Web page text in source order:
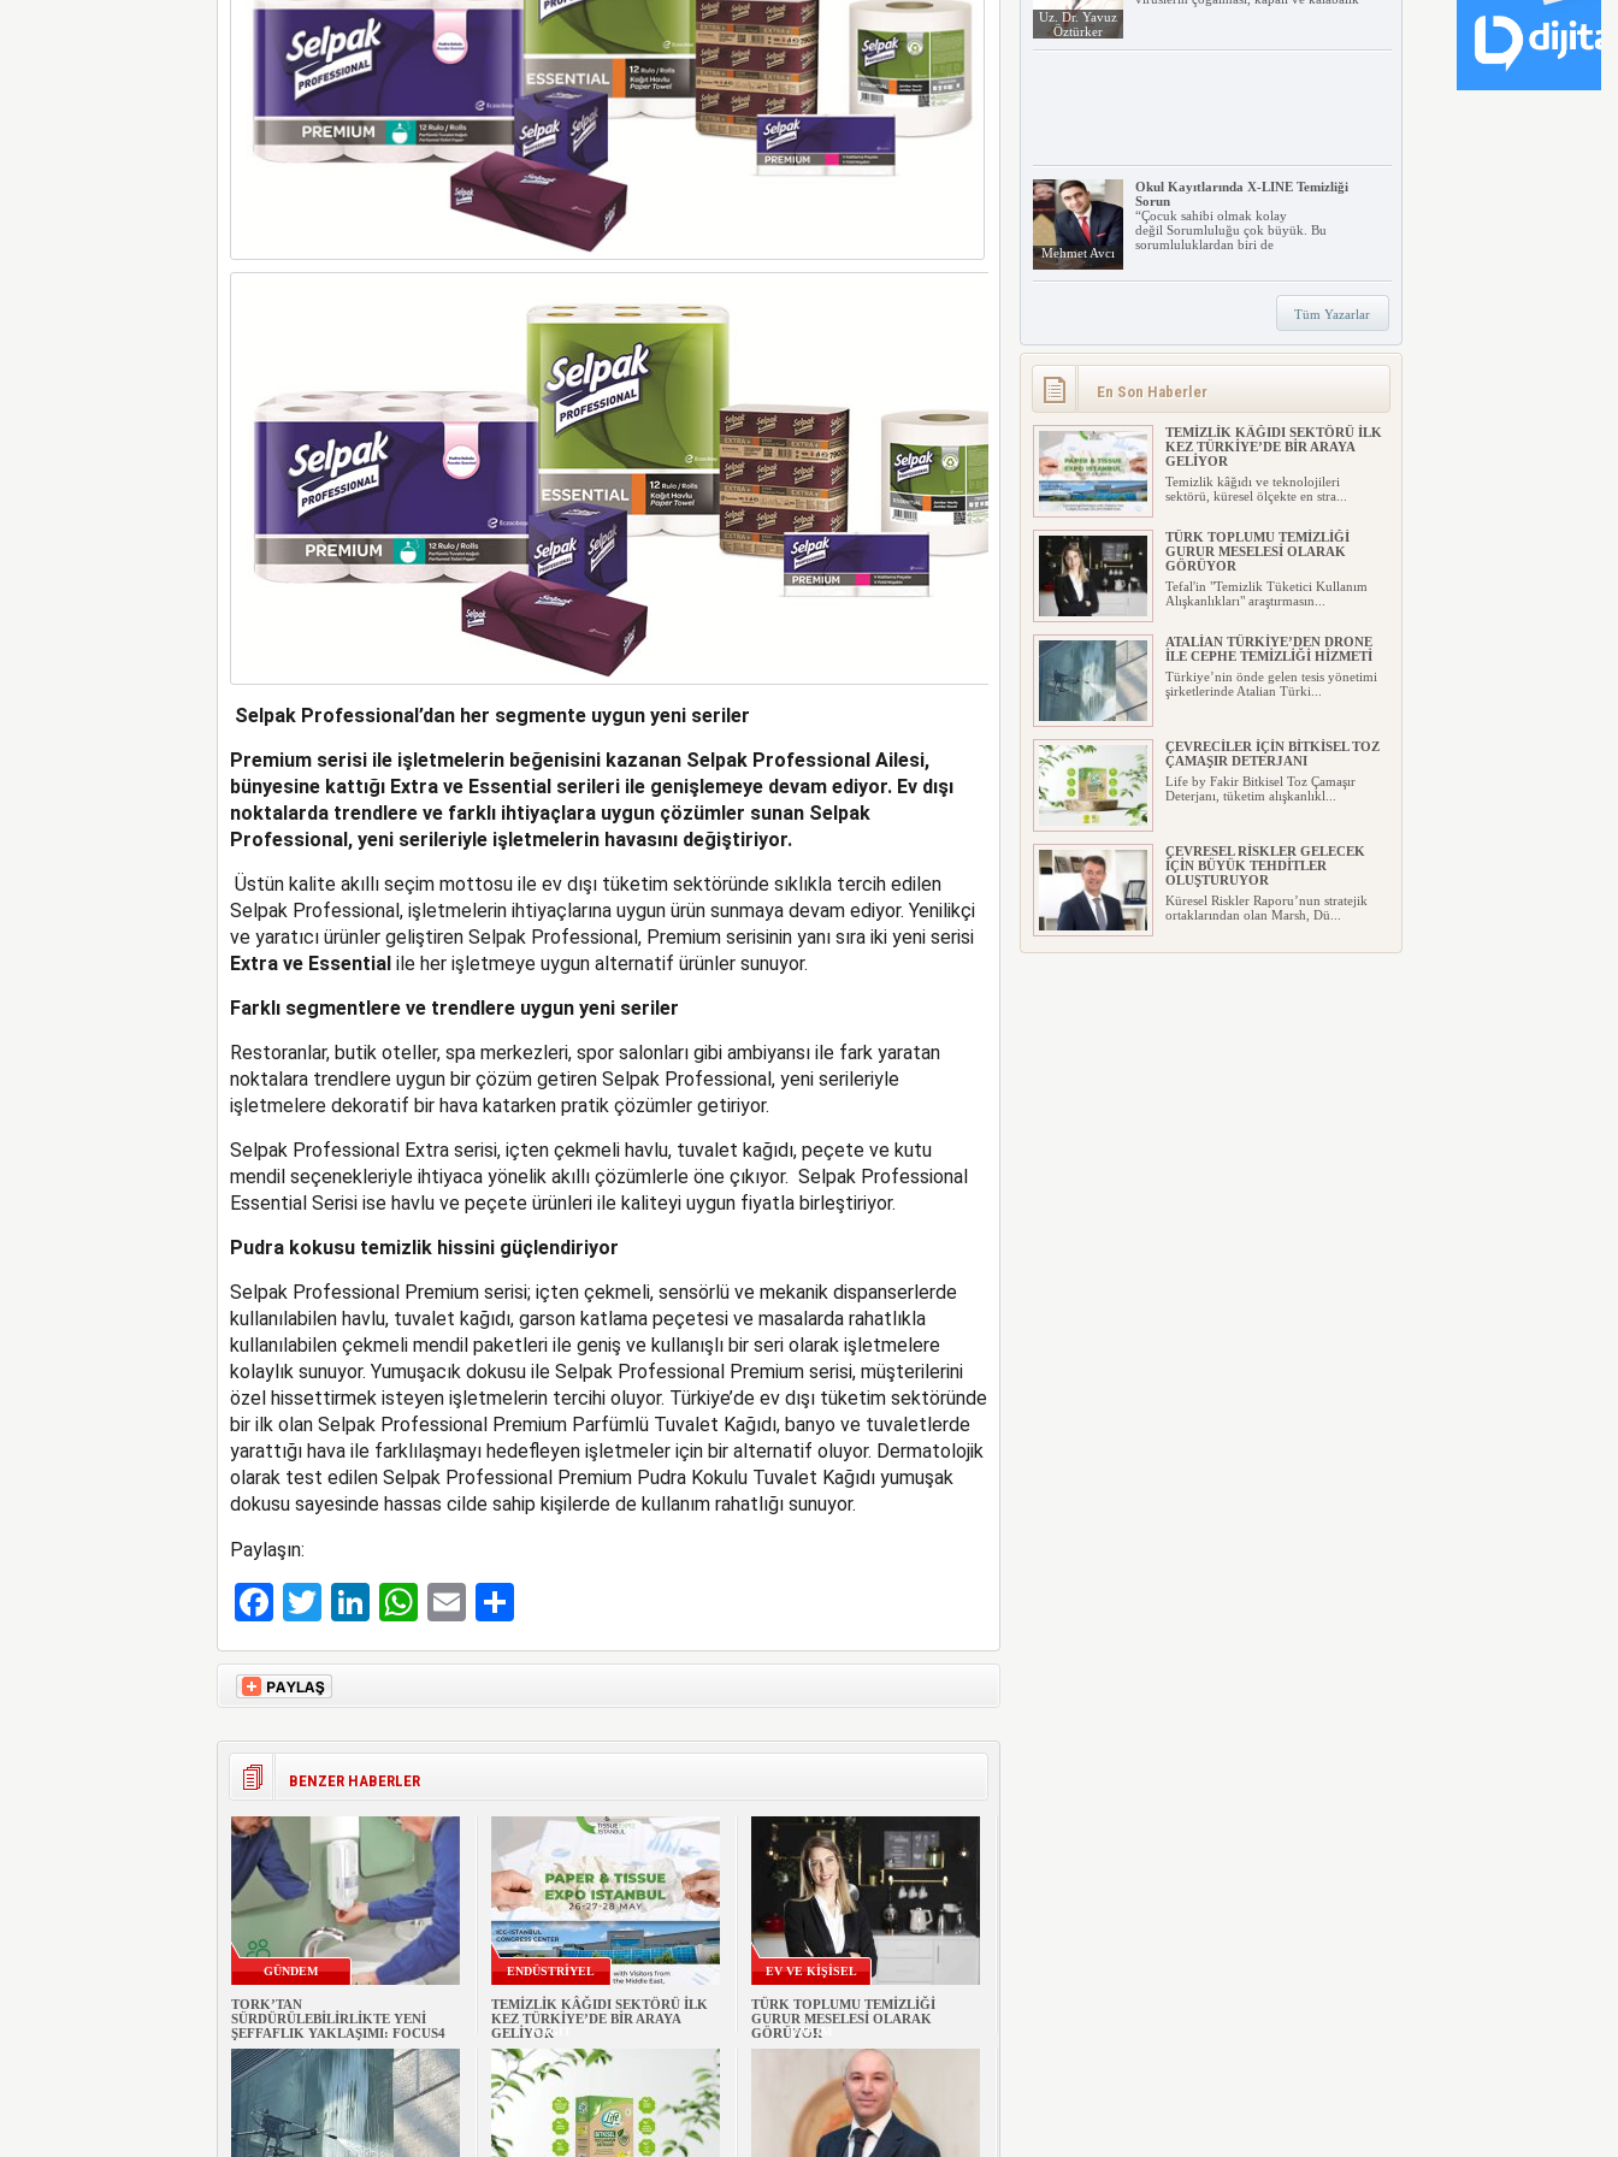
Selpak Professional’dan her segmente uygun yeni seriler
Premium serisi ile işletmelerin beğenisini kazanan Selpak Professional Ailesi,
bünyesine kattığı Extra ve Essential serileri ile genişlemeye devam ediyor. Ev dışı
noktalarda trendlere ve farklı ihtiyaçlara uygun çözümler sunan Selpak
Professional, yeni serileriyle işletmelerin havasını değiştiriyor.
Üstün kalite akıllı seçim mottosu ile ev dışı tüketim sektöründe sıklıkla tercih edilen
Selpak Professional, işletmelerin ihtiyaçlarına uygun ürün sunmaya devam ediyor. Yenilikçi
ve yaratıcı ürünler geliştiren Selpak Professional, Premium serisinin yanı sıra iki yeni serisi
Extra ve Essentialile her işletmeye uygun alternatif ürünler sunuyor.
Farklı segmentlere ve trendlere uygun yeni seriler
Restoranlar, butik oteller, spa merkezleri, spor salonları gibi ambiyansı ile fark yaratan
noktalara trendlere uygun bir çözüm getiren Selpak Professional, yeni serileriyle
işletmelere dekoratif bir hava katarken pratik çözümler getiriyor.
Selpak Professional Extra serisi, içten çekmeli havlu, tuvalet kağıdı, peçete ve kutu
mendil seçenekleriyle ihtiyaca yönelik akıllı çözümlerle öne çıkıyor. Selpak Professional
Essential Serisi ise havlu ve peçete ürünleri ile kaliteyi uygun fiyatla birleştiriyor.
Pudra kokusu temizlik hissini güçlendiriyor
Selpak Professional Premium serisi; içten çekmeli, sensörlü ve mekanik dispanserlerde
kullanılabilen havlu, tuvalet kağıdı, garson katlama peçetesi ve masalarda rahatlıkla
kullanılabilen çekmeli mendil paketleri ile geniş ve kullanışlı bir seri olarak işletmelere
kolaylık sunuyor. Yumuşacık dokusu ile Selpak Professional Premium serisi, müşterilerini
özel hissettirmek isteyen işletmelerin tercihi oluyor. Türkiye’de ev dışı tüketim sektöründe
bir ilk olan Selpak Professional Premium Parfümlü Tuvalet Kağıdı, banyo ve tuvaletlerde
yarattığı hava ile farklılaşmayı hedefleyen işletmeler için bir alternatif oluyor. Dermatolojik
olarak test edilen Selpak Professional Premium Pudra Kokulu Tuvalet Kağıdı yumuşak
dokusu sayesinde hassas cilde sahip kişilerde de kullanım rahatlığı sunuyor.
Paylaşın:
Facebook
Twitter
LinkedIn
WhatsApp
EmailShare
BENZER HABERLER
GÜNDEM
TORK’TAN
SÜRDÜRÜLEBİLİRLİKTE YENİ
ŞEFFAFLIK YAKLAŞIMI: FOCUS4
ENDÜSTRİYEL
KAĞIT
TEMİZLİK KÂĞIDI SEKTÖRÜ İLK
KEZ TÜRKİYE’DE BİR ARAYA
GELİYOR
EV VE KİŞİSEL
BAKIM
TÜRK TOPLUMU TEMİZLİĞİ
GURUR MESELESİ OLARAK
GÖRÜYOR
Uz. Dr. Yavuz
Öztürker
Mehmet Avcı
Okul Kayıtlarında X-LINE Temizliği
Sorun
“Çocuk sahibi olmak kolay
değil Sorumluluğu çok büyük. Bu
sorumluluklardan biri de
Tüm Yazarlar
En Son Haberler
SÜRDÜRÜLEBİLİRLİKTE YENİ
ŞEFFAFLIK YAKLAŞIMI: FOCUS4
hedeflerine ulaşmalarını kol...
TEMİZLİK KÂĞIDI SEKTÖRÜ İLK
KEZ TÜRKİYE’DE BİR ARAYA
GELİYOR
Temizlik kâğıdı ve teknolojileri
sektörü, küresel ölçekte en stra...
TÜRK TOPLUMU TEMİZLİĞİ
GURUR MESELESİ OLARAK
GÖRÜYOR
Tefal'in "Temizlik Tüketici Kullanım
Alışkanlıkları" araştırmasın...
ATALİAN TÜRKİYE’DEN DRONE
İLE CEPHE TEMİZLİĞİ HİZMETİ
Türkiye’nin önde gelen tesis yönetimi
şirketlerinde Atalian Türki...
ÇEVRECİLER İÇİN BİTKİSEL TOZ
ÇAMAŞIR DETERJANI
Life by Fakir Bitkisel Toz Çamaşır
Deterjanı, tüketim alışkanlıkl...
ÇEVRESEL RİSKLER GELECEK
İÇİN BÜYÜK TEHDİTLER
OLUŞTURUYOR
Küresel Riskler Raporu’nun stratejik
ortaklarından olan Marsh, Dü...
TESİS YÖNETİM SEKTÖRÜ